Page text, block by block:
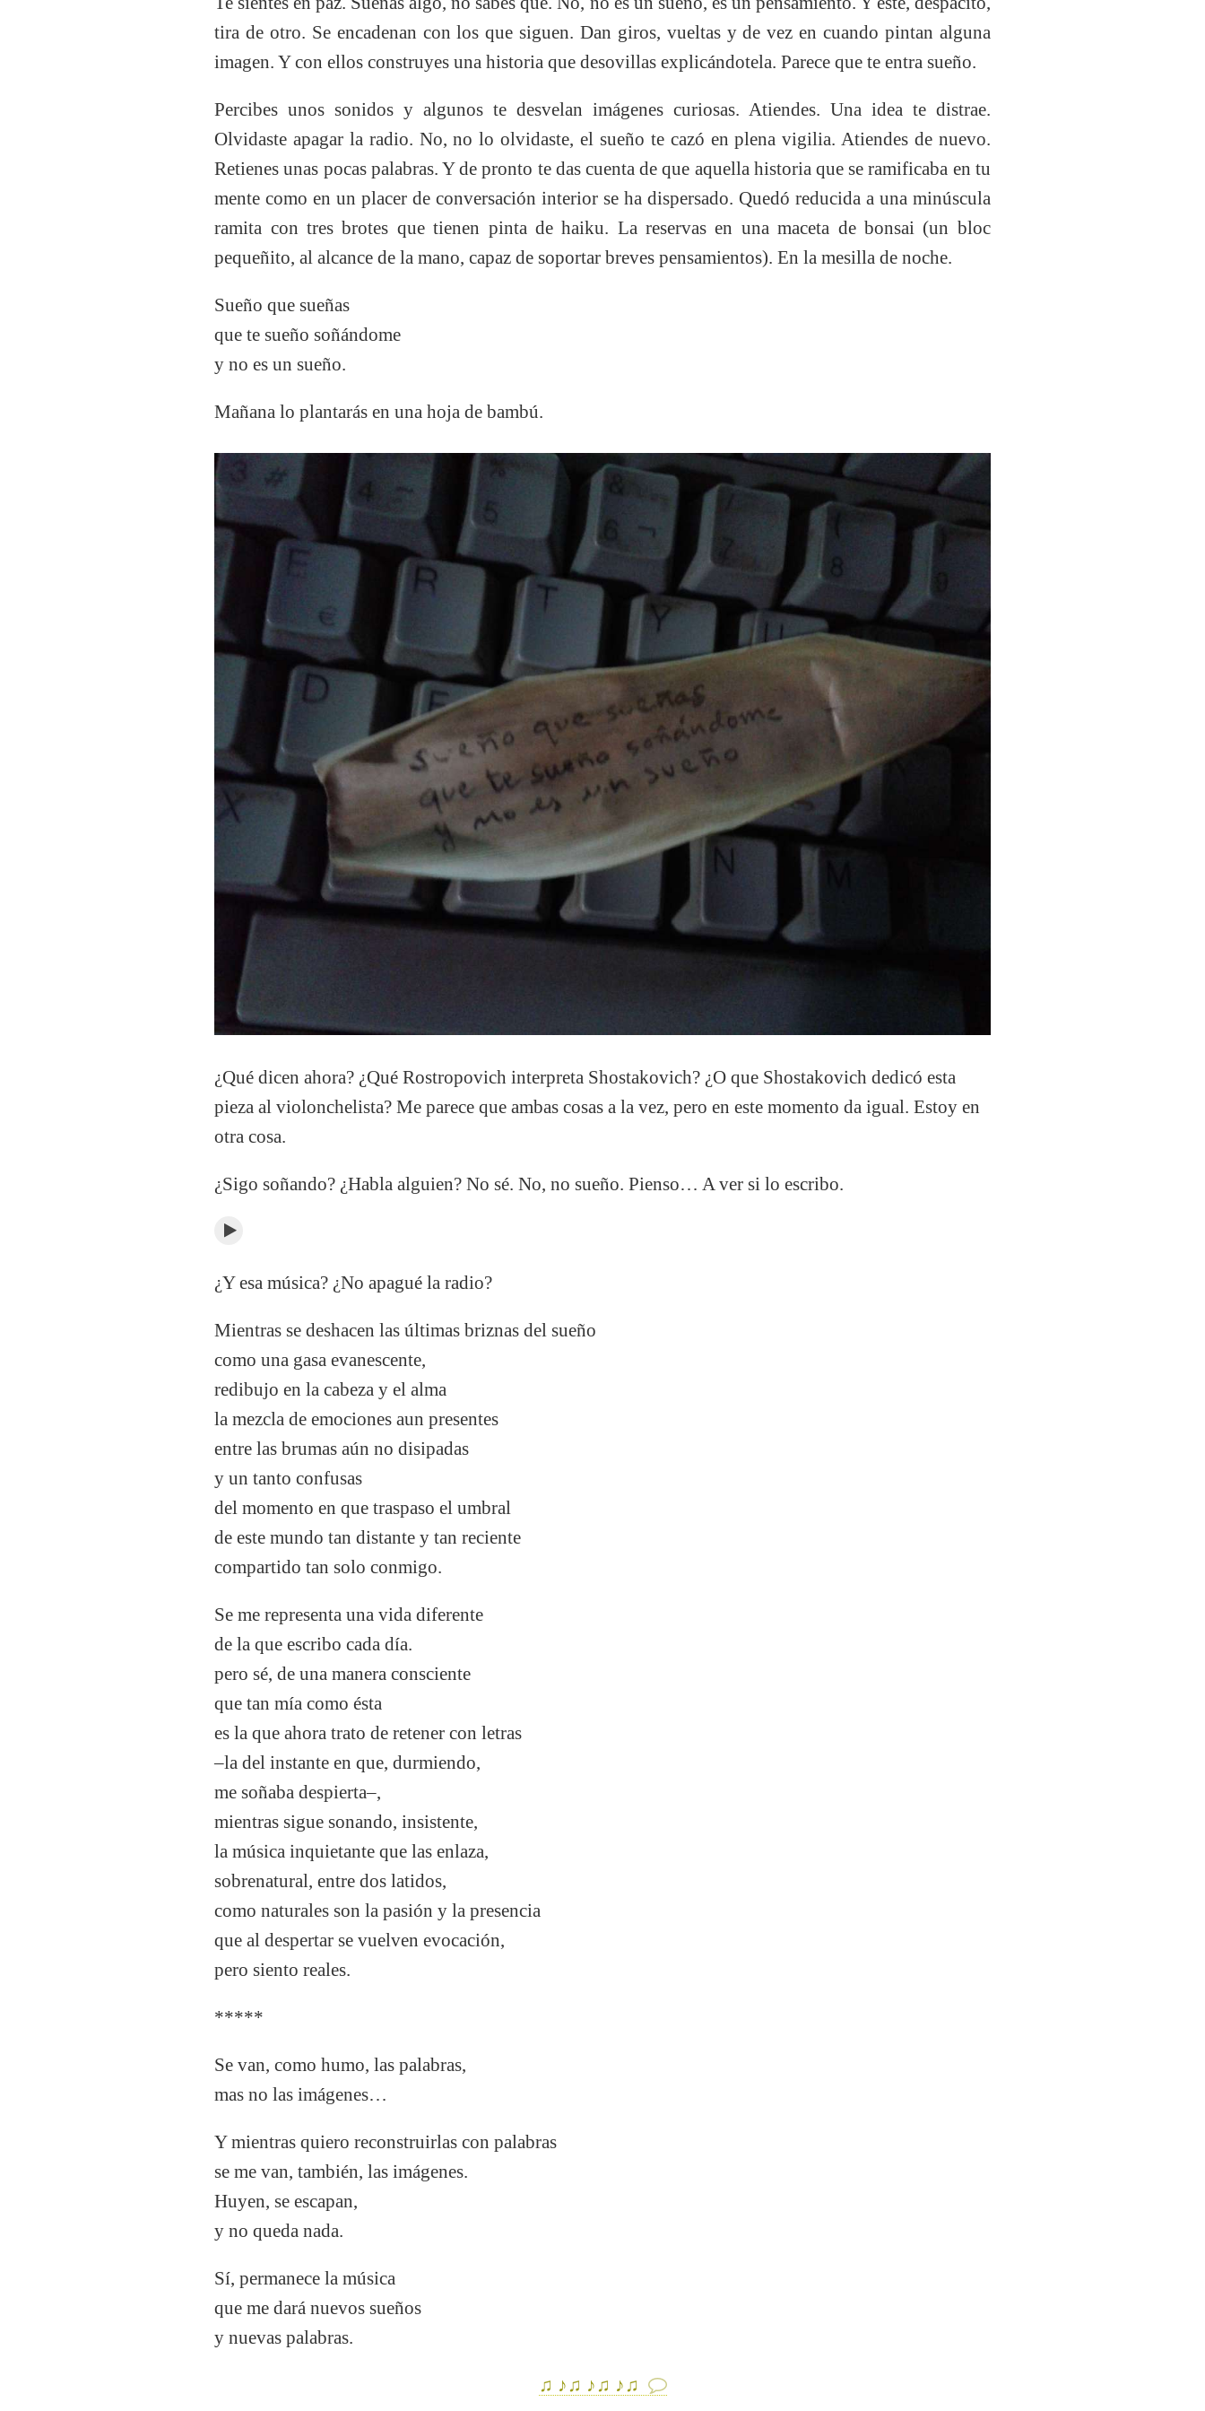
tira de otro. Se encadenan con los que siguen. Dan giros, vueltas y de vez en cuando pintan alguna
imagen. Y con ellos construyes una historia que desovillas explicándotela. Parece que te entra sueño.
Percibes unos sonidos y algunos te desvelan imágenes curiosas. Atiendes. Una idea te distrae.
Olvidaste apagar la radio. No, no lo olvidaste, el sueño te cazó en plena vigilia. Atiendes de nuevo.
Retienes unas pocas palabras. Y de pronto te das cuenta de que aquella historia que se ramificaba en tu
mente como en un placer de conversación interior se ha dispersado. Quedó reducida a una minúscula
ramita con tres brotes que tienen pinta de haiku. La reservas en una maceta de bonsai (un bloc
pequeñito, al alcance de la mano, capaz de soportar breves pensamientos). En la mesilla de noche.
Sueño que sueñas
que te sueño soñándome
y no es un sueño.
Mañana lo plantarás en una hoja de bambú.
¿Qué dicen ahora? ¿Qué Rostropovich interpreta Shostakovich? ¿O que Shostakovich dedicó esta
pieza al violonchelista? Me parece que ambas cosas a la vez, pero en este momento da igual. Estoy en
otra cosa.
¿Sigo soñando? ¿Habla alguien? No sé. No, no sueño. Pienso… A ver si lo escribo.
¿Y esa música? ¿No apagué la radio?
Mientras se deshacen las últimas briznas del sueño
como una gasa evanescente,
redibujo en la cabeza y el alma
la mezcla de emociones aun presentes
entre las brumas aún no disipadas
y un tanto confusas
del momento en que traspaso el umbral
de este mundo tan distante y tan reciente
compartido tan solo conmigo.
Se me representa una vida diferente
de la que escribo cada día.
pero sé, de una manera consciente
que tan mía como ésta
es la que ahora trato de retener con letras
–la del instante en que, durmiendo,
me soñaba despierta–,
mientras sigue sonando, insistente,
la música inquietante que las enlaza,
sobrenatural, entre dos latidos,
como naturales son la pasión y la presencia
que al despertar se vuelven evocación,
pero siento reales.
*****
Se van, como humo, las palabras,
mas no las imágenes…
Y mientras quiero reconstruirlas con palabras
se me van, también, las imágenes.
Huyen, se escapan,
y no queda nada.
Sí, permanece la música
que me dará nuevos sueños
y nuevas palabras.
♫ ♪♫ ♪♫ ♪♫